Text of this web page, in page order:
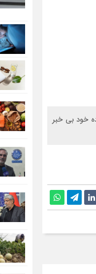
فوق 40 روز است که از خانواده خود بی خبر